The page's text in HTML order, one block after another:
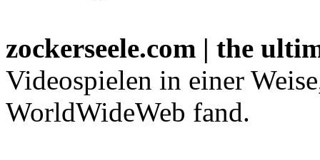
zockerseele.com | the
Videospielen in einer
WorldWideWeb fand.